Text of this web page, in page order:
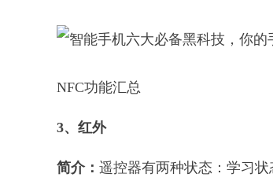
NFC功能汇总
3、红外
简介： 遥控器有两种状态：学习